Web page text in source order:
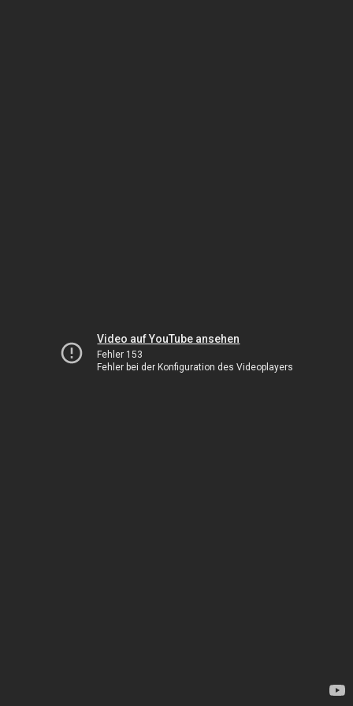
Video auf YouTube ansehen
Fehler 153
Fehler bei der Konfiguration des Videoplayers